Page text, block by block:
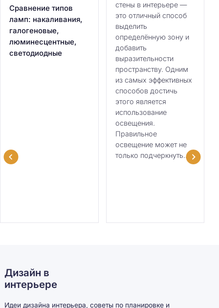
Сравнение типов
ламп: накаливания,
галогеновые,
люминесцентные,
светодиодные
стены в интерьере —
это отличный способ
выделить
определённую зону и
добавить
выразительности
пространству. Одним
из самых эффективных
способов достичь
этого является
использование
освещения.
Правильное
освещение может не
только подчеркнуть...
Дизайн в
интерьере
Идеи дизайна интерьера, советы по планировке и